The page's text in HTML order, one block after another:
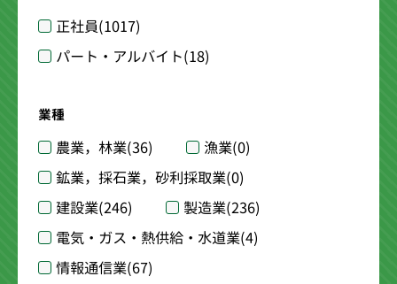
正社員(1017)
パート・アルバイト(18)
業種
農業，林業(36) 漁業(0)
鉱業，採石業，砂利採取業(0)
建設業(246) 製造業(236)
電気・ガス・熱供給・水道業(4)
情報通信業(67)